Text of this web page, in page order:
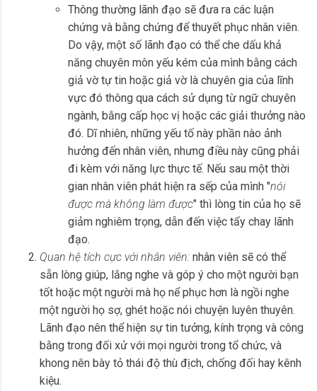
Thông thường lãnh đạo sẽ đưa ra các luận
chứng và bằng chứng để thuyết phục nhân viên.
Do vậy, một số lãnh đạo có thể che dấu khả
năng chuyên môn yếu kém của mình bằng cách
giả vờ tự tin hoặc giả vờ là chuyên gia của lĩnh
vực đó thông qua cách sử dụng từ ngữ chuyên
ngành, bằng cấp học vị hoặc các giải thưởng nào
đó. Dĩ nhiên, những yếu tố này phần nào ảnh
hưởng đến nhân viên, nhưng điều này cũng phải
đi kèm với năng lực thực tế. Nếu sau một thời
gian nhân viên phát hiện ra sếp của mình "nói
được mà không làm được" thì lòng tin của họ sẽ
giảm nghiêm trọng, dẫn đến việc tẩy chay lãnh
đạo.
Quan hệ tích cực với nhân viên: nhân viên sẽ có thể
sẵn lòng giúp, lắng nghe và góp ý cho một người bạn
tốt hoặc một người mà họ nể phục hơn là ngồi nghe
một người họ sợ, ghét hoặc nói chuyện luyên thuyên.
Lãnh đạo nên thể hiện sự tin tưởng, kính trọng và công
bằng trong đối xử với mọi người trong tổ chức, và
khong nên bày tỏ thái độ thù địch, chống đối hay kênh
kiệu.